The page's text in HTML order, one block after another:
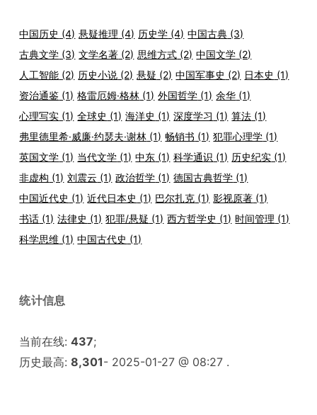
中国历史 (4) 悬疑推理 (4) 历史学 (4) 中国古典 (3)
古典文学 (3) 文学名著 (2) 思维方式 (2) 中国文学 (2)
人工智能 (2) 历史小说 (2) 悬疑 (2) 中国军事史 (2) 日本史 (1)
资治通鉴 (1) 格雷厄姆·格林 (1) 外国哲学 (1) 余华 (1)
心理写实 (1) 全球史 (1) 海洋史 (1) 深度学习 (1) 算法 (1)
弗里德里希·威廉·约瑟夫·谢林 (1) 畅销书 (1) 犯罪心理学 (1)
英国文学 (1) 当代文学 (1) 中东 (1) 科学通识 (1) 历史纪实 (1)
非虚构 (1) 刘震云 (1) 政治哲学 (1) 德国古典哲学 (1)
中国近代史 (1) 近代日本史 (1) 巴尔扎克 (1) 影视原著 (1)
书话 (1) 法律史 (1) 犯罪/悬疑 (1) 西方哲学史 (1) 时间管理 (1)
科学思维 (1) 中国古代史 (1)
统计信息
当前在线:437;
历史最高:8,301- 2025-01-27 @ 08:27 .